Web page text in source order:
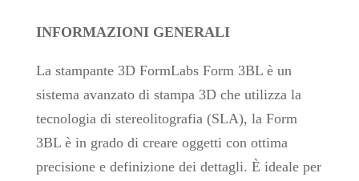
INFORMAZIONI GENERALI
La stampante 3D FormLabs Form 3BL è un
sistema avanzato di stampa 3D che utilizza la
tecnologia di stereolitografia (SLA), la Form
3BL è in grado di creare oggetti con ottima
precisione e definizione dei dettagli. È ideale per